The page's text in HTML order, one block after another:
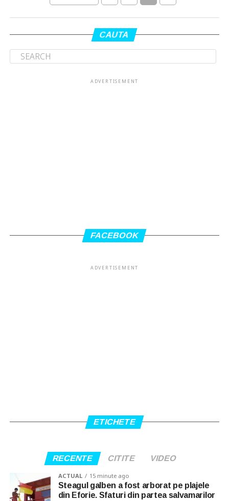
CAUTA
ADVERTISEMENT
FACEBOOK
ADVERTISEMENT
ETICHETE
RECENTE CITITE VIDEO
ACTUAL 15 minute ago
Steagul galben a fost arborat pe plajele
din Eforie. Sfaturi din partea salvamarilor